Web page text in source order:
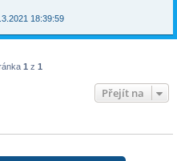
18:39:59
1 z 1
Přejít na